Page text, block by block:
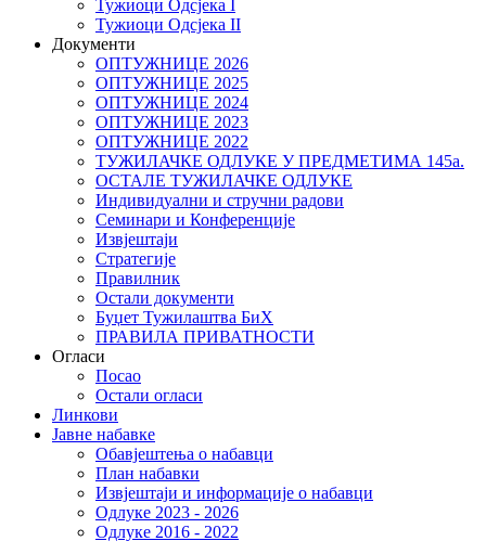
Тужиоци Oдсјекa I
Тужиоци Oдсјекa II
Документи
ОПТУЖНИЦЕ 2026
ОПТУЖНИЦЕ 2025
ОПТУЖНИЦЕ 2024
ОПТУЖНИЦЕ 2023
ОПТУЖНИЦЕ 2022
ТУЖИЛАЧКЕ ОДЛУКЕ У ПРЕДМЕТИМА 145а.
ОСТАЛЕ ТУЖИЛАЧКЕ ОДЛУКЕ
Индивидуални и стручни радови
Семинари и Конференције
Извјештаји
Стратегије
Правилник
Остали документи
Буџет Тужилаштва БиХ
ПРАВИЛА ПРИВАТНОСТИ
Огласи
Посао
Остали огласи
Линкови
Јавне набавке
Обавјештења о набавци
План набавки
Извјештаји и информације о набавци
Одлуке 2023 - 2026
Одлуке 2016 - 2022